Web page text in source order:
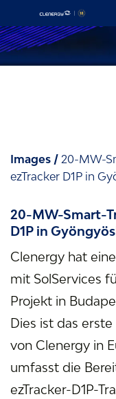
Inhalt
springen
Bilder
Images / 20-MW-
ezTracker D1P in
20-MW-Smart-
D1P in
Clenergy hat
mit SolServices
Projekt in
Dies ist das
von Clenergy in
umfasst die
ezTracker-D1P-